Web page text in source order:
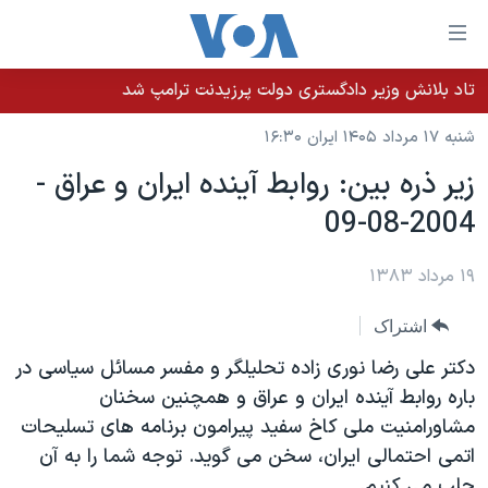
لینکهای
قابل
دسترسی
جهش
محتوای
اصلی
به
اصلی
جهش
به
جستجو
خانه
نسخه سبک وب‌سایت
موضوع ها
ایران
آمریکا
گزیده‌ها
ویژه برنامه‌ها
ویدیوها
برنامه های تلویزیونی
جدول برنامه ها
صفحه‌های ویژه
عملیات خشم حماسی
۲۵۰سالگی آمریکا
بایگانی برنامه‌های تلویزیونی
پخش رادیویی
یادگیری زبان انگلیسی
تاد بلانش وزیر دادگستری دولت پرزیدنت ترامپ شد
شنبه ۱۷ مرداد ۱۴۰۵ ایران ۱۶:۳۰
زير ذره بين: روابط آينده ايران و عراق -
2004-08-09
۱۹ مرداد ۱۳۸۳
اشتراک
دکتر علی رضا نوری زاده تحليلگر و مفسر مسائل سياسی در
باره روابط آينده ايران و عراق و همچنين سخنان
مشاورامنيت ملی کاخ سفيد پيرامون برنامه های تسليحات
اتمی احتمالی ايران، سخن می گويد. توجه شما را به آن